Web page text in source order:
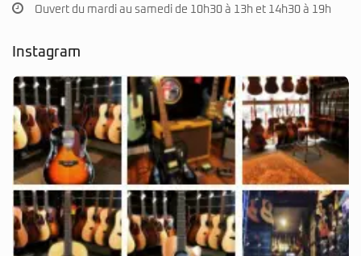
Ouvert du mardi au samedi de 10h30 à 13h et 14h30 à 19h
Instagram